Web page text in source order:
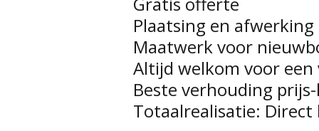
Plaatsing en
Maatwerk voor
Altijd welkom voor
Beste verhouding
Totaalrealisatie: